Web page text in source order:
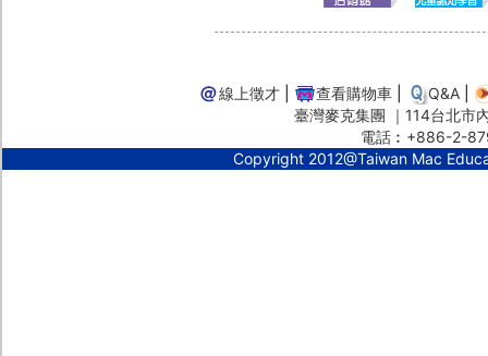
線上徵才 查看購物車 Q&A
臺灣麥克集團 ｜114台北
電話︰+886-2-
Copyright 2012@Taiwan Mac